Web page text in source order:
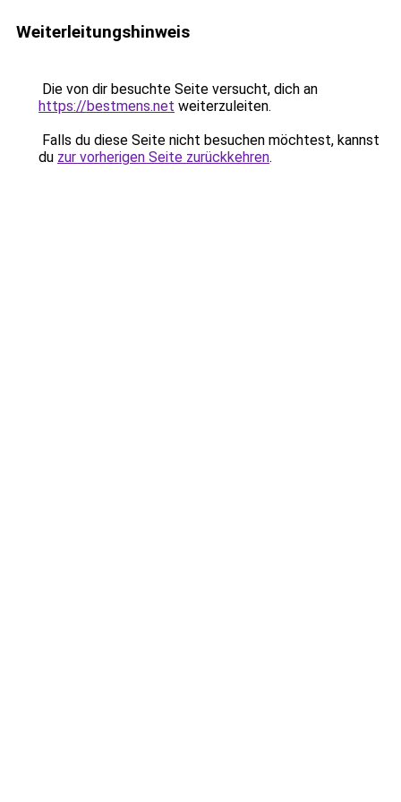
Weiterleitungshinweis
Die von dir besuchte Seite versucht, dich an
https://bestmens.net weiterzuleiten.
Falls du diese Seite nicht besuchen möchtest, kannst
du zur vorherigen Seite zurückkehren.